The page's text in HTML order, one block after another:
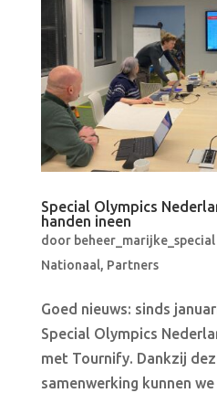
Special Olympics
handen ineen
door beheer_marijke_special|
Nationaal, Partners
Goed nieuws: sinds
Special Olympics
met Tournify. Dankzij
samenwerking kunnen